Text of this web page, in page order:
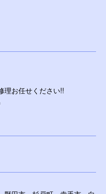
お任せください!!